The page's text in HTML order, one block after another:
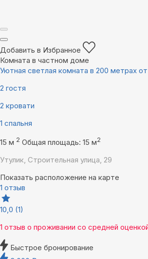
Добавить в Избранное
Комната в частном доме
Уютная светлая комната в 200 метрах
2 гостя
2 кровати
1 спальня
15 м 2 Общая площадь: 15 м2
Утулик, Строительная улица, 29
Показать расположение на карте
1 отзыв
10,0 (1)
1 отзыв о проживании со средней
Быстрое бронирование